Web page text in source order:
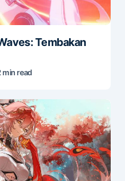
Tembakan
min read